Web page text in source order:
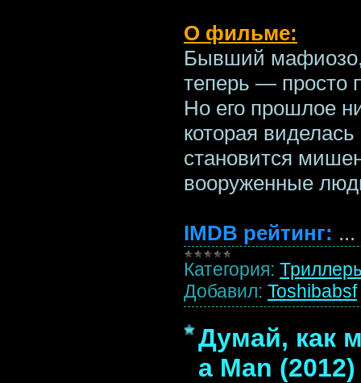
О фильме:
Бывший
теперь — просто
Но его прошлое
которая
становится
вооруженные
IMDB рейтинг: ...
Категория:
Добавил: Toshibabsf
Думай, как
a Man